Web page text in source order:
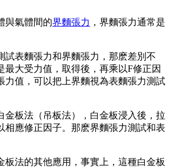
與氣體間的界麵張力 ，界麵張力通常是
表麵張力和界麵張力，那麽差別不
最大受力值，取得後，再乘以F修正因
力值，可以把上界麵視為表麵張力測試
板法（吊板法），白金板浸入後，拉
相應修正因子。那麽界麵張力測試和表
法的其他應用，事實上，這種白金板